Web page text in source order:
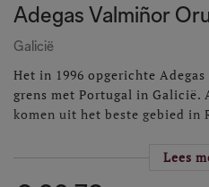
Adegas Valmiñor
Galicië
Het in 1996 opgerichte
grens met Portugal in
komen uit het beste gebied in
Gezegend met een mildLees